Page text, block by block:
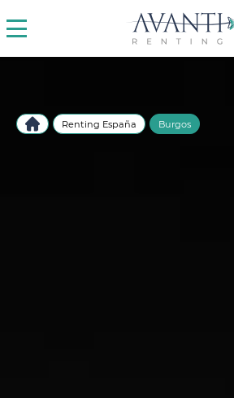
Renting España Burgos